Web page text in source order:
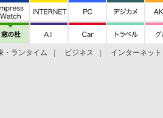
・ランタイム ビジネス インターネッ